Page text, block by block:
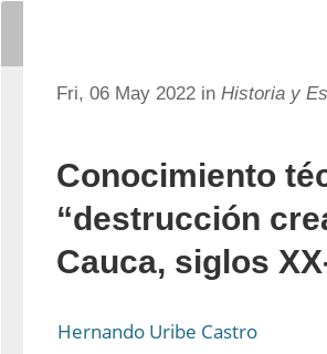
Fri, 06 May 2022 in Historia y
Conocimiento
“destrucción
Cauca, siglos
Hernando Uribe Castro